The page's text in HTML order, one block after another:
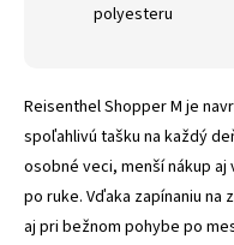
polyesteru
Reisenthel Shopper M je
spoľahlivú tašku na každý
osobné veci, menší nákup
po ruke. Vďaka zapínaniu
aj pri bežnom pohybe po